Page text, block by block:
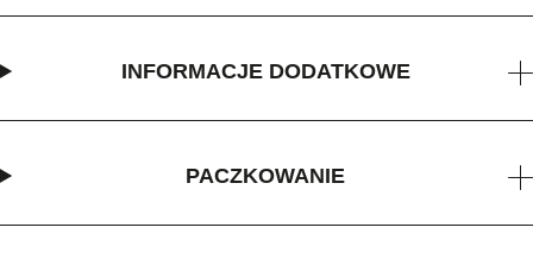
INFORMACJE DODATKOWE
PACZKOWANIE